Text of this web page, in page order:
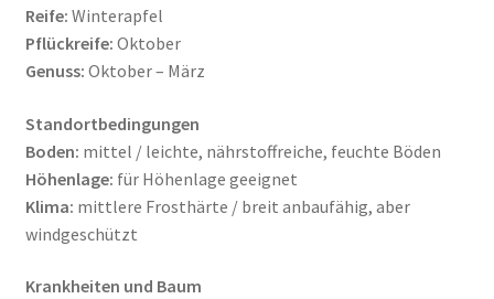
Reife: Winterapfel
Pflückreife: Oktober
Genuss: Oktober – März
Standortbedingungen
Boden: mittel / leichte, nährstoffreiche, feuchte Böden
Höhenlage: für Höhenlage geeignet
Klima: mittlere Frosthärte / breit anbaufähig, aber
windgeschützt
Krankheiten und Baum